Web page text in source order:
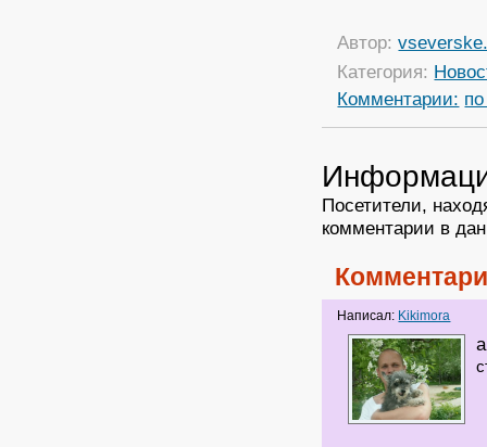
Автор:
Категория:
Комментарии:
Посетители,
комментарии в
Написал: Kikimora